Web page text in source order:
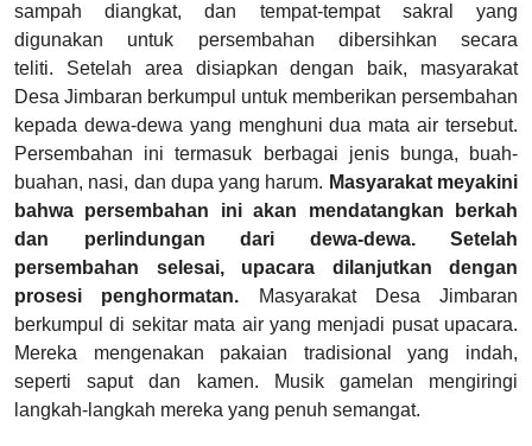
sampah diangkat, dan tempat-tempat sakral yang
digunakan untuk persembahan dibersihkan secara
teliti. Setelah area disiapkan dengan baik, masyarakat
Desa Jimbaran berkumpul untuk memberikan persembahan
kepada dewa-dewa yang menghuni dua mata air tersebut.
Persembahan ini termasuk berbagai jenis bunga, buah-
buahan, nasi, dan dupa yang harum. Masyarakat meyakini
bahwa persembahan ini akan mendatangkan berkah
dan perlindungan dari dewa-dewa. Setelah
persembahan selesai, upacara dilanjutkan dengan
prosesi penghormatan. Masyarakat Desa Jimbaran
berkumpul di sekitar mata air yang menjadi pusat upacara.
Mereka mengenakan pakaian tradisional yang indah,
seperti saput dan kamen. Musik gamelan mengiringi
langkah-langkah mereka yang penuh semangat.